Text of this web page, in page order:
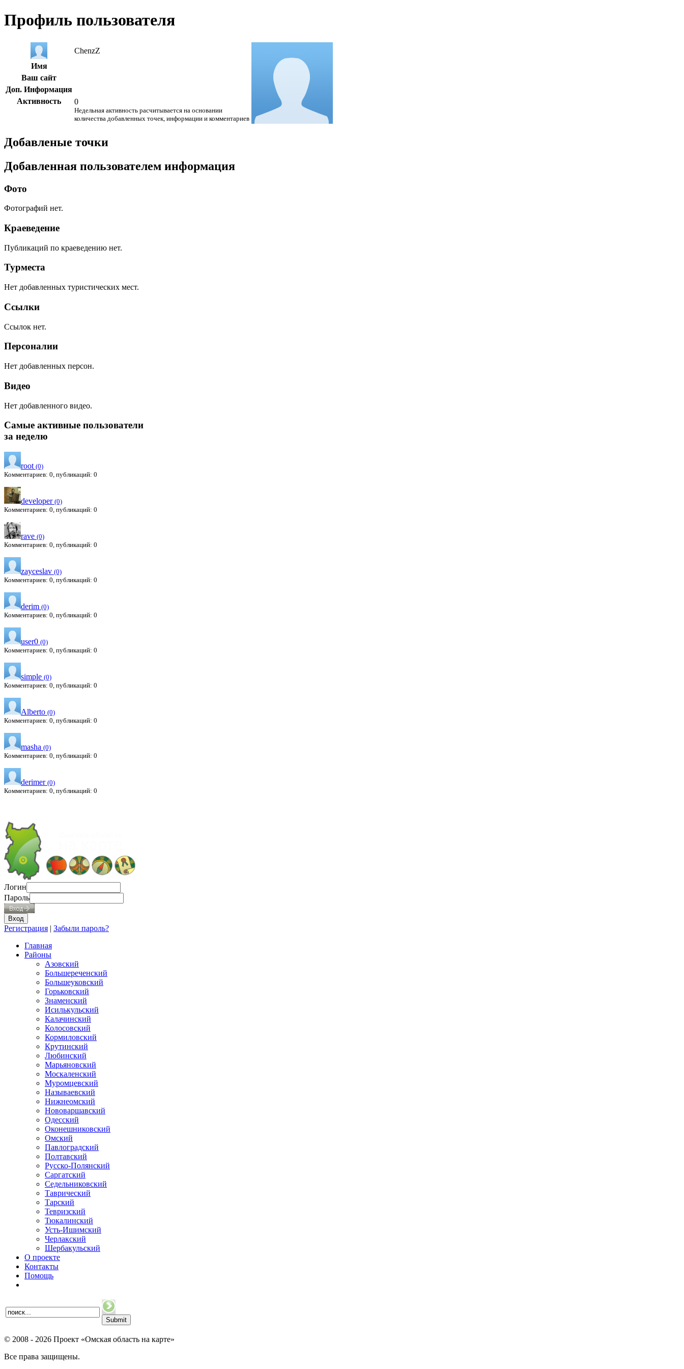
Профиль пользователя
ChenzZ
Имя
Ваш сайт
Доп. Информация
Активность
0
Недельная активность расчитывается на основании
количества добавленных точек, информации и комментариев
Добавленые точки
Добавленная пользователем информация
Фото
Фотографий нет.
Краеведение
Публикаций по краеведению нет.
Турместа
Нет добавленных туристических мест.
Ссылки
Ссылок нет.
Персоналии
Нет добавленных персон.
Видео
Нет добавленного видео.
Самые активные пользователи
за неделю
root (0)
Комментариев: 0, публикаций: 0
developer (0)
Комментариев: 0, публикаций: 0
rave (0)
Комментариев: 0, публикаций: 0
zayceslav (0)
Комментариев: 0, публикаций: 0
derim (0)
Комментариев: 0, публикаций: 0
user0 (0)
Комментариев: 0, публикаций: 0
simple (0)
Комментариев: 0, публикаций: 0
Alberto (0)
Комментариев: 0, публикаций: 0
masha (0)
Комментариев: 0, публикаций: 0
derimer (0)
Комментариев: 0, публикаций: 0
Логин
Пароль
Регистрация | Забыли пароль?
Главная
Районы
Азовский
Большереченский
Большеуковский
Горьковский
Знаменский
Исилькульский
Калачинский
Колосовский
Кормиловский
Крутинский
Любинский
Марьяновский
Москаленский
Муромцевский
Называевский
Нижнеомский
Нововаршавский
Одесский
Оконешниковский
Омский
Павлоградский
Полтавский
Русско-Полянский
Саргатский
Седельниковский
Таврический
Тарский
Тевризский
Тюкалинский
Усть-Ишимский
Черлакский
Шербакульский
О проекте
Контакты
Помощь
© 2008 - 2026 Проект «Омская область на карте»
Все права защищены.